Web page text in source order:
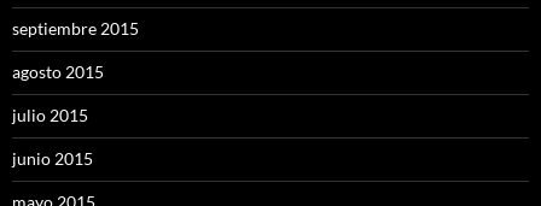
septiembre 2015
agosto 2015
julio 2015
junio 2015